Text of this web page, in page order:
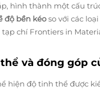
hình thành một cấu
độ bền kéoso với các
tạp chí Frontiers in
và đóng góp
hiện độ tinh thể được